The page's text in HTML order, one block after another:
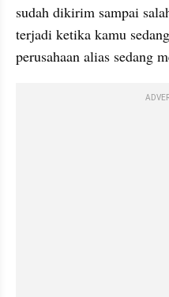
sudah dikirim sampai
terjadi ketika kamu
perusahaan alias sedang